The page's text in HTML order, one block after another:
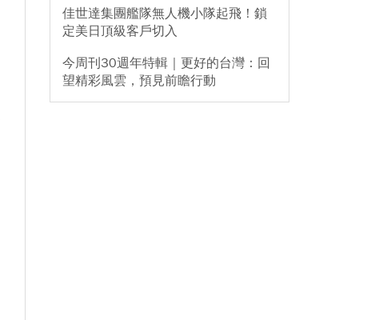
佳世達集團艦隊無人機小隊起飛！鎖
定美日頂級客戶切入
今周刊30週年特輯｜更好的台灣：回
望精彩風雲，預見前瞻行動